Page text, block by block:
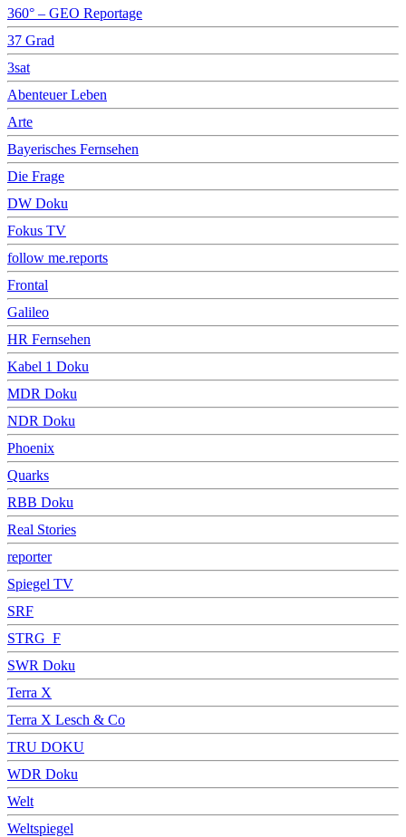
360° – GEO Reportage
37 Grad
3sat
Abenteuer Leben
Arte
Bayerisches Fernsehen
Die Frage
DW Doku
Fokus TV
follow me.reports
Frontal
Galileo
HR Fernsehen
Kabel 1 Doku
MDR Doku
NDR Doku
Phoenix
Quarks
RBB Doku
Real Stories
reporter
Spiegel TV
SRF
STRG_F
SWR Doku
Terra X
Terra X Lesch & Co
TRU DOKU
WDR Doku
Welt
Weltspiegel